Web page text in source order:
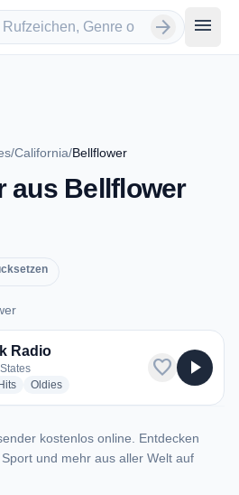
arrow_forward menu
/California/Bellflower
aus Bellflower
Radio
stations
Hitsradio stations
Oldiesradio stations
favorite play_arrow
kostenlos online. Entdecken
und mehr aus aller Welt auf